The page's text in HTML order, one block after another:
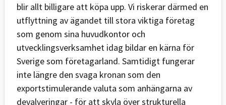
blir allt billigare att köpa upp. Vi riskerar därmed en
utflyttning av ägandet till stora viktiga företag
som genom sina huvudkontor och
utvecklingsverksamhet idag bildar en kärna för
Sverige som företagarland. Samtidigt fungerar
inte längre den svaga kronan som den
exportstimulerande valuta som anhängarna av
devalveringar - för att skyla över strukturella